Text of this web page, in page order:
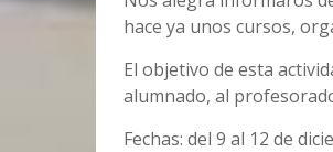
hace ya unos cursos,
El objetivo de esta
alumnado, al
Fechas: del 9 al 12 de